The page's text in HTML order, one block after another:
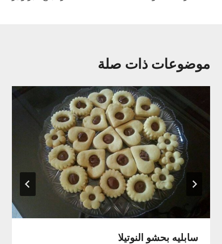
موضوعات ذات صلة
سابليه بحشو النوتيلا